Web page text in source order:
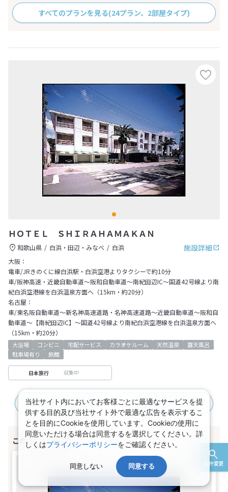
条件変更
すべてのプランを見る(24プラン、2部屋タイプ)
ＨＯＴＥＬ ＳＨＩＲＡＨＡＭＡＫＡＮ
施設詳細
和歌山県 白浜・田辺・みなべ
白浜
大阪：
電車/JRきのくに線白浜駅・白浜空港よりタクシーで約10分
車/阪神高速・近畿自動車道～阪和自動車道～南紀田辺IC～国道42号線より南
紀白浜空港線を白浜温泉方面へ（15km・約20分）
名古屋：
車/東名阪自動車道～新名神高速道路・名神高速道路～近畿自動車道～阪和自
動車道～【南紀田辺IC】～国道42号線より南紀白浜空港線を白浜温泉方面へ
（15km・約20分）
大浴場 コンビニ 宅配サービス カラオケルーム 天然温泉
露天風呂
駐車場有り
旅館
日本旅行 収集中
JR＋宿泊プラン 航空＋宿泊プラン
当社サイト内においてお客様ごとに最適なサービスを提
供する目的及び当社サイト外で最適な広告を表示するこ
とを目的にCookieを使用しています。Cookieの使用に
同意いただける場合は同意するを選択してください。詳
しくはプライバシーポリシーをご確認ください。
同意しない 同意する